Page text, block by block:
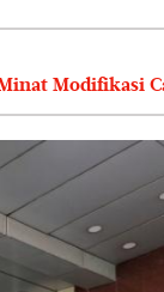
Modifikasi